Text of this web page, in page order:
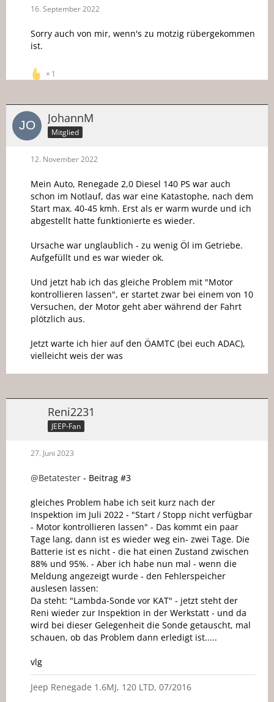
16. September 2022
Sorry auch von mir, wenn's zu motzig rübergekommen
ist.
1
JohannM
Mitglied
12. November 2022
Mein Auto, Renegade 2,0 Diesel 140 PS war auch
schon im Notlauf, das war eine Katastophe, nach dem
Start max. 40-45 kmh. Erst als er warm wurde und ich
abgestellt hatte funktionierte es wieder.
Ursache war unglaublich - zu wenig Öl im Getriebe.
Aufgefüllt und es war wieder ok.
Und jetzt hab ich das gleiche Problem mit "Motor
kontrollieren lassen", er startet zwar bei einem von 10
Versuchen, der Motor geht aber während der Fahrt
plötzlich aus.
Jetzt warte ich hier auf den ÖAMTC (bei euch ADAC),
vielleicht weis der was
Reni2231
JEEP-Fan
27. Juni 2023
@Betatester - Beitrag #3
gleiches Problem habe ich seit kurz nach der
Inspektion im Juli 2022 - "Start / Stopp nicht verfügbar
- Motor kontrollieren lassen" - Das kommt ein paar
Tage lang, dann ist es wieder weg ein- zwei Tage. Die
Batterie ist es nicht - die hat einen Zustand zwischen
88% und 95%. - Aber ich habe nun mal - wenn die
Meldung angezeigt wurde - den Fehlerspeicher
auslesen lassen:
Da steht: "Lambda-Sonde vor KAT" - jetzt steht der
Reni wieder zur Inspektion in der Werkstatt - und da
wird bei dieser Gelegenheit die Sonde getauscht, mal
schauen, ob das Problem dann erledigt ist.....
vlg
Jeep Renegade 1.6MJ, 120 LTD, 07/2016